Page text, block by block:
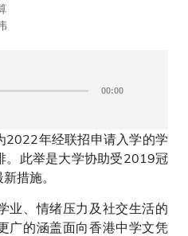
00:00
2022年经联招申请入学的学
。此举是大学协助受2019冠
措施。
业、情绪压力及社交生活的
广的涵盖面向香港中学文凭